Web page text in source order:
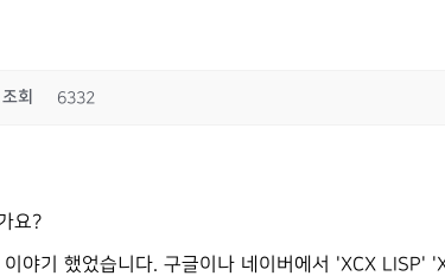
조회 6332
요?
야기 했었습니다. 구글이나 네이버에서 'XCX LISP'